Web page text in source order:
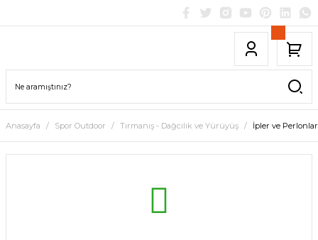
Anasayfa Spor Outdoor Tırmanış - Dağcılık ve Yürüyüş İpler ve Perlonlar